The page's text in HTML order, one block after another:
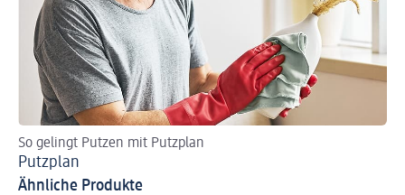
So gelingt Putzen mit Putzplan
Putzplan
Ähnliche Produkte